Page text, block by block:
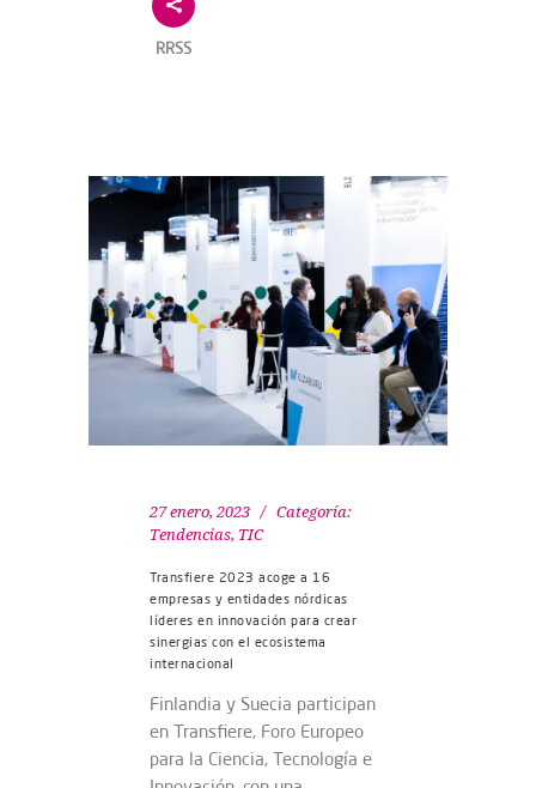
RRSS
27 enero, 2023
Categoría:
Tendencias, TIC
Transfiere 2023 acoge a 16
empresas y entidades nórdicas
líderes en innovación para crear
sinergias con el ecosistema
internacional
Finlandia y Suecia participan
en Transfiere, Foro Europeo
para la Ciencia, Tecnología e